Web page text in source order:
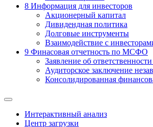
8 Информация для инвесторов
Акционерный капитал
Дивидендная политика
Долговые инструменты
Взаимодействие с
9 Финасовая отчетность по МСФО
Заявление об
Аудиторское заключение
Консолидированная
Интерактивный анализ
Центр загрузки